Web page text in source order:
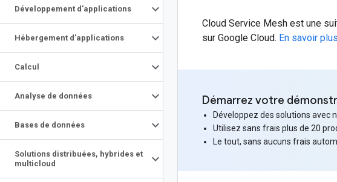
Développement d'applications
Hébergement d'applications
Calcul
Analyse de données
Bases de données
Solutions distribuées, hybrides et
multicloud
Cloud Service Mesh est une
sur Google Cloud. En savoir plus
Démarrez votre
Développez des solutions avec
Utilisez sans frais plus de 20
Le tout, sans aucuns frais